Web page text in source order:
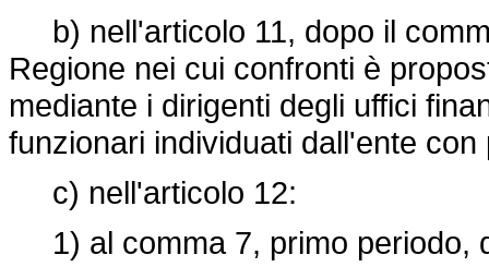
b) nell'articolo 11, dopo il
Regione nei cui confronti è
mediante i dirigenti degli uffici
funzionari individuati dall'ente
c) nell'articolo 12:
1) al comma 7, primo periodo,